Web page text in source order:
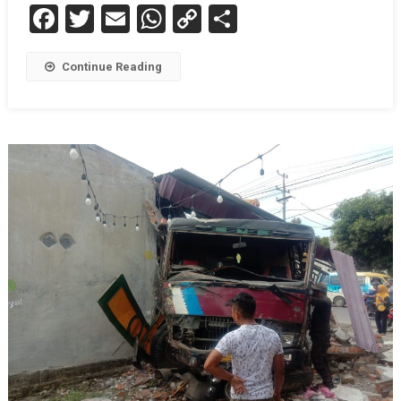
Facebook
Twitter
EmailWhatsApp
CopyShare
Continue Reading